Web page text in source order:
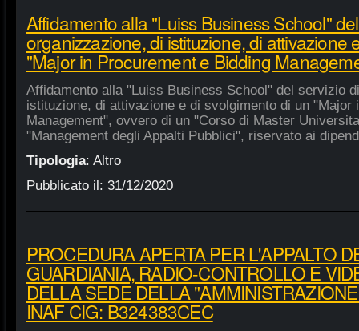
Affidamento alla "Luiss Business School"
organizzazione, di istituzione, di attivazione
"Major in Procurement e Bidding
Affidamento alla "Luiss Business School" del servizio
istituzione, di attivazione e di svolgimento di un "Major
Management", ovvero di un "Corso di Master
"Management degli Appalti Pubblici", riservato ai
Tipologia: Altro
Pubblicato il: 31/12/2020
PROCEDURA APERTA PER L'APPALTO
GUARDIANIA, RADIO-CONTROLLO E
DELLA SEDE DELLA
INAF CIG: B324383CEC